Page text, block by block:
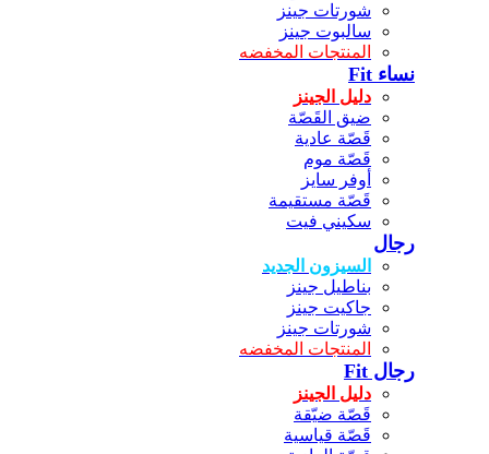
شورتات جينز
سالبوت جينز
المنتجات المخفضه
نساء Fit
دليل الجينز
ضيق القَصّة
قَصّة عادية
قَصّة موم
أوفر سايز
قَصّة مستقيمة
سكيني فيت
رجال
السيزون الجديد
بناطيل جينز
جاكيت جينز
شورتات جينز
المنتجات المخفضه
رجال Fit
دليل الجينز
قَصّة ضيّقة
قَصّة قياسية